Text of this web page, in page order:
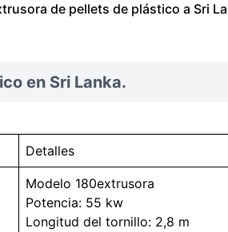
de pellets de plástico a Sri
en Sri Lanka.
Detalles
Modelo 180extrusora
Potencia: 55 kw
Longitud del tornillo: 2,8 m